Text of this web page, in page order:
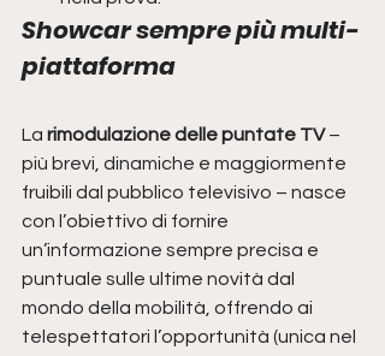
Showcar sempre più multi-
piattaforma
La rimodulazione delle puntate TV –
più brevi, dinamiche e maggiormente
fruibili dal pubblico televisivo – nasce
con l’obiettivo di fornire
un’informazione sempre precisa e
puntuale sulle ultime novità dal
mondo della mobilità, offrendo ai
telespettatori l’opportunità (unica nel